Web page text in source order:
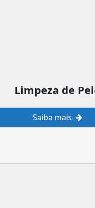
Limpeza de
Saiba mais